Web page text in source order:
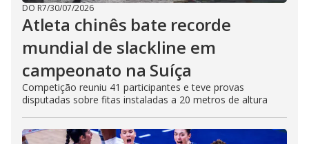
DO R7/30/07/2026
Atleta chinês bate recorde
mundial de slackline em
campeonato na Suíça
Competição reuniu 41 participantes e teve provas
disputadas sobre fitas instaladas a 20 metros de altura